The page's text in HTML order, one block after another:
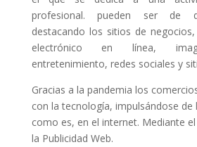
profesional. pueden ser de
destacando los sitios de
electrónico en línea,
entretenimiento, redes sociales y
Gracias a la pandemia los
con la tecnología, impulsándose
como es, en el internet. Mediante
la Publicidad Web.